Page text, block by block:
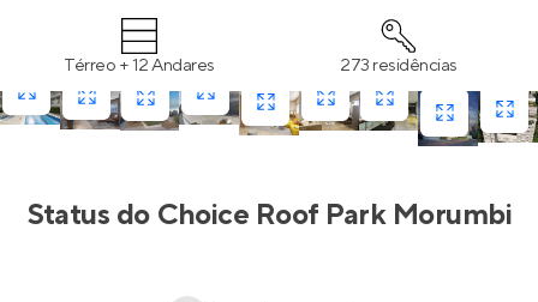
Térreo + 12 Andares 273 residências
Status do Choice Roof Park Morumbi